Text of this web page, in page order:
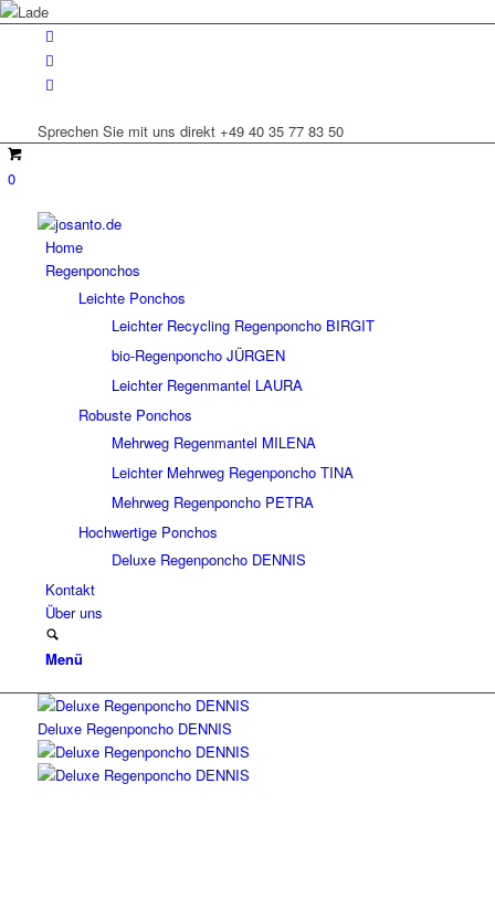
Sprechen Sie mit uns direkt +49 40 35 77 83 50
0
Home
Regenponchos
Leichte Ponchos
Leichter Recycling Regenponcho BIRGIT
bio-Regenponcho JÜRGEN
Leichter Regenmantel LAURA
Robuste Ponchos
Mehrweg Regenmantel MILENA
Leichter Mehrweg Regenponcho TINA
Mehrweg Regenponcho PETRA
Hochwertige Ponchos
Deluxe Regenponcho DENNIS
Kontakt
Über uns
Menü
Deluxe Regenponcho DENNIS